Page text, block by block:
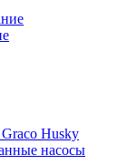
Husky